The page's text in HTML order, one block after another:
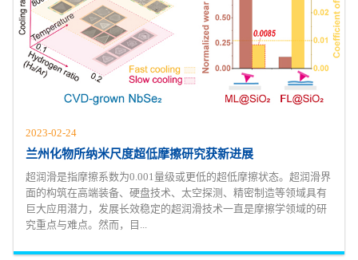
2023-02-24
兰州化物所纳米尺度超低摩擦研究获新进展
超润滑是指摩擦系数为0.001量级或更低的超低摩擦状态。超润滑界
面的构筑在高端装备、硬盘技术、太空探测、精密制造等领域具有
巨大应用潜力，发展长效稳定的超润滑技术一直是摩擦学领域的研
究重点与难点。然而，目...